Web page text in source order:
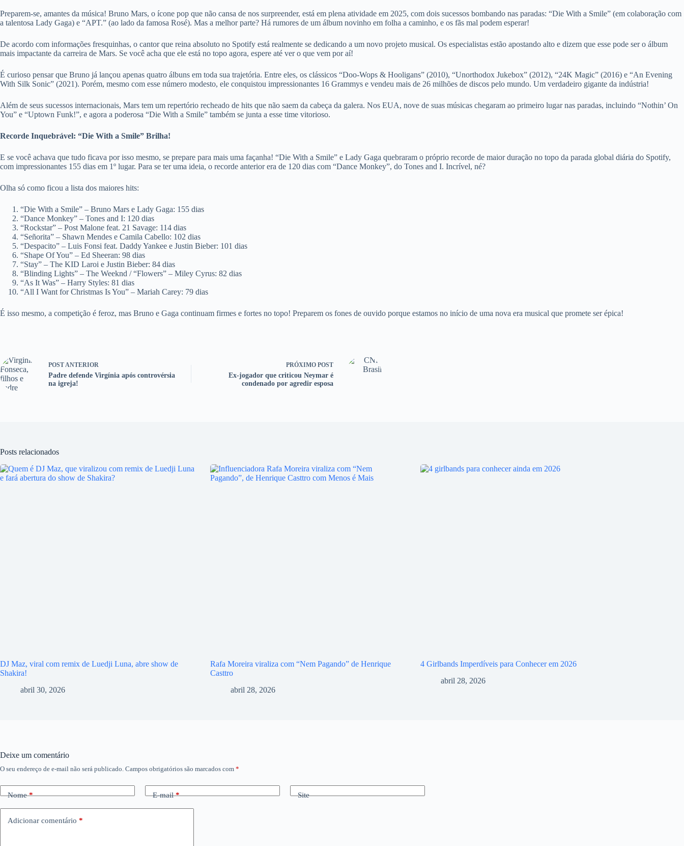
Preparem-se, amantes da música! Bruno Mars, o ícone pop que não cansa de nos surpreender, está em plena atividade em 2025, com dois sucessos bombando nas paradas: “Die With a Smile” (em colaboração com
a talentosa Lady Gaga) e “APT.” (ao lado da famosa Rosé). Mas a melhor parte? Há rumores de um álbum novinho em folha a caminho, e os fãs mal podem esperar!
De acordo com informações fresquinhas, o cantor que reina absoluto no Spotify está realmente se dedicando a um novo projeto musical. Os especialistas estão apostando alto e dizem que esse pode ser o álbum
mais impactante da carreira de Mars. Se você acha que ele está no topo agora, espere até ver o que vem por aí!
É curioso pensar que Bruno já lançou apenas quatro álbuns em toda sua trajetória. Entre eles, os clássicos “Doo-Wops & Hooligans” (2010), “Unorthodox Jukebox” (2012), “24K Magic” (2016) e “An Evening
With Silk Sonic” (2021). Porém, mesmo com esse número modesto, ele conquistou impressionantes 16 Grammys e vendeu mais de 26 milhões de discos pelo mundo. Um verdadeiro gigante da indústria!
Além de seus sucessos internacionais, Mars tem um repertório recheado de hits que não saem da cabeça da galera. Nos EUA, nove de suas músicas chegaram ao primeiro lugar nas paradas, incluindo “Nothin’ On
You” e “Uptown Funk!”, e agora a poderosa “Die With a Smile” também se junta a esse time vitorioso.
Recorde Inquebrável: “Die With a Smile” Brilha!
E se você achava que tudo ficava por isso mesmo, se prepare para mais uma façanha! “Die With a Smile” e Lady Gaga quebraram o próprio recorde de maior duração no topo da parada global diária do Spotify,
com impressionantes 155 dias em 1º lugar. Para se ter uma ideia, o recorde anterior era de 120 dias com “Dance Monkey”, do Tones and I. Incrível, né?
Olha só como ficou a lista dos maiores hits:
“Die With a Smile” – Bruno Mars e Lady Gaga: 155 dias
“Dance Monkey” – Tones and I: 120 dias
“Rockstar” – Post Malone feat. 21 Savage: 114 dias
“Señorita” – Shawn Mendes e Camila Cabello: 102 dias
“Despacito” – Luis Fonsi feat. Daddy Yankee e Justin Bieber: 101 dias
“Shape Of You” – Ed Sheeran: 98 dias
“Stay” – The KID Laroi e Justin Bieber: 84 dias
“Blinding Lights” – The Weeknd / “Flowers” – Miley Cyrus: 82 dias
“As It Was” – Harry Styles: 81 dias
“All I Want for Christmas Is You” – Mariah Carey: 79 dias
É isso mesmo, a competição é feroz, mas Bruno e Gaga continuam firmes e fortes no topo! Preparem os fones de ouvido porque estamos no início de uma nova era musical que promete ser épica!
POST ANTERIOR
Padre defende Virgínia após controvérsia
na igreja!
PRÓXIMO POST
Ex-jogador que criticou Neymar é
condenado por agredir esposa
Posts relacionados
DJ Maz, viral com remix de Luedji Luna, abre show de
Shakira!
abril 30, 2026
Rafa Moreira viraliza com “Nem Pagando” de Henrique
Casttro
abril 28, 2026
4 Girlbands Imperdíveis para Conhecer em 2026
abril 28, 2026
Deixe um comentário
O seu endereço de e-mail não será publicado. Campos obrigatórios são marcados com *
Nome* E-mail* Site
Adicionar comentário *